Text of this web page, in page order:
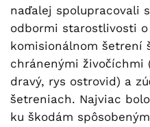
naďalej spolupracovali
odbormi starostlivosti
komisionálnom šetrení
chránenými živočíchmi
dravý, rys ostrovid) a
šetreniach. Najviac
ku škodám